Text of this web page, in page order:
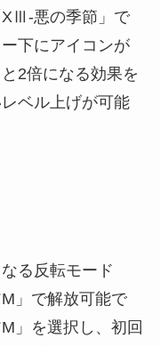
XⅢ-悪の季節」で
下にアイコンが
2倍になる効果を
ベル上げが可能
る反転モード
」で解放可能で
」を選択し、初回